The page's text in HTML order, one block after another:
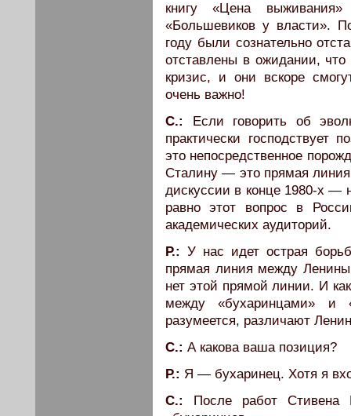
книгу «Цена
«Большевиков у власти».
году были сознательно
отставлены в ожидании,
кризис, и они вскоре
очень важно!
C.:
Если говорить об
практически господствует
это непосредственное
Сталину — это прямая
дискуссии в конце 1980-х —
равно этот вопрос в
академических аудиторий.
Р.: У нас идет острая
прямая линия между
нет этой прямой линии. И
между «бухаринцами» и
разумеется, различают
C.: А какова ваша позиция?
Р.: Я — бухаринец. Хотя я
C.:
После работ Стивена